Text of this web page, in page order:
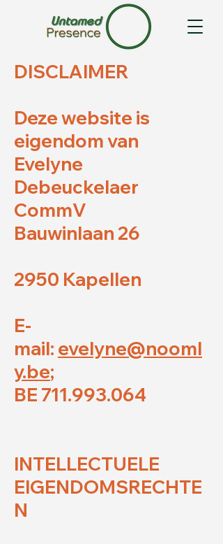
DISCLAIMER
Deze website is
eigendom van
Evelyne
Debeuckelaer
CommV
Bauwinlaan 26
2950 Kapellen
E-
mail: evelyne@nooml
y.be;
BE 711.993.064
INTELLECTUELE
EIGENDOMSRECHTE
N